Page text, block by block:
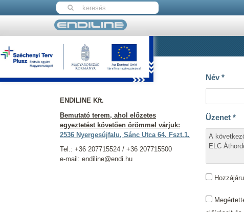
Nyitólap Kapcsolat
Elérhetőségeink
ENDILINE Kft.
Bemutató terem, ahol előzetes
egyeztetést követően örömmel várjuk:
2536 Nyergesújfalu, Sánc Utca 64. Fszt.1.
Tel.: +36 207715524 / +36 207715500
e-mail: endiline@endi.hu
Név *
Üzenet *